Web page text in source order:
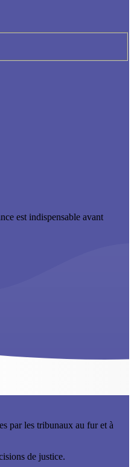
est indispensable avant
par les tribunaux au fur et à
de justice.